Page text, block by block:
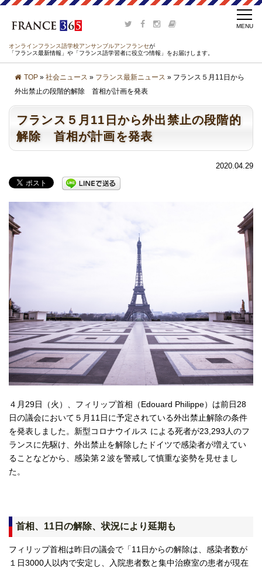
オンラインフランス語学校アンサンブルアンフランセが
「フランス最新情報」や「フランス語学習者に役立つ情報」をお届けします。
TOP » 社会ニュース » フランス最新ニュース » フランス５月11日から
外出禁止の段階的解除 首相が計画を発表
フランス５月11日から外出禁止の段階的
解除 首相が計画を発表
2020.04.29
４月29日（火）、フィリップ首相（Edouard Philippe）は前日28
日の議会において５月11日に予定されている外出禁止解除の条件
を発表しました。新型コロナウイルス による死者が23,293人のフ
ランスに先駆け、外出禁止を解除したドイツで感染者が増えてい
ることなどから、感染第２波を警戒して慎重な姿勢を見せまし
た。
首相、11日の解除、状況により延期も
フィリップ首相は昨日の議会で「11日からの解除は、感染者数が
１日3000人以内で安定し、入院患者数と集中治療室の患者が現在